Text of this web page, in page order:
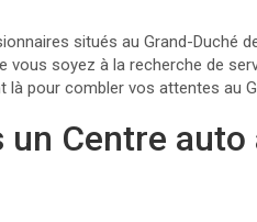
situés au Grand-Duché
vous soyez à la recherche de
pour combler vos attentes au
Centre auto